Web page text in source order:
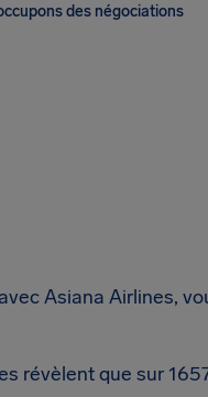
des négociations
Asiana Airlines,
révèlent que sur